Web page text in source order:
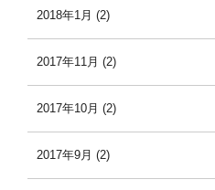
2018年1月 (2)
2017年11月 (2)
2017年10月 (2)
2017年9月 (2)